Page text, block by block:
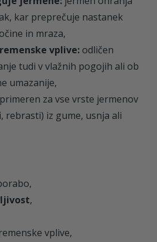
kar preprečuje nastanek
in mraza,
vplive: odličen
tudi v vlažnih pogojih ali ob
umazanije,
primeren za vse vrste jermenov
rebrasti) iz gume, usnja ali
,
,
vplive,